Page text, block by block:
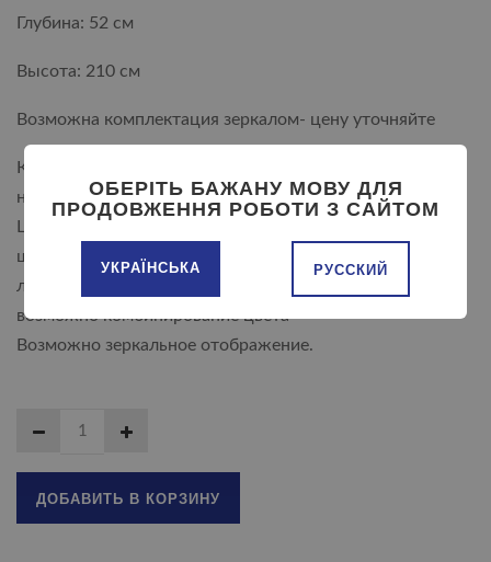
Глубина: 52 см
Высота: 210 см
Возможна комплектация зеркалом- цену уточняйте
Кромка ABS. доступны обычные и телескопические
направляющие.
Цвет белый, дуб молочный, ольха, дуб сонома, дуб
шамони светлый, дуб трюфель, дуб крафт белый,
лесной орех, яблоня, орех тёмный, тёмный венге,
возможно комбинирование цвета
Возможно зеркальное отображение.
ДОБАВИТЬ В КОРЗИНУ
ОБЕРІТЬ БАЖАНУ МОВУ ДЛЯ
ПРОДОВЖЕННЯ РОБОТИ З САЙТОМ
УКРАЇНСЬКА РУССКИЙ